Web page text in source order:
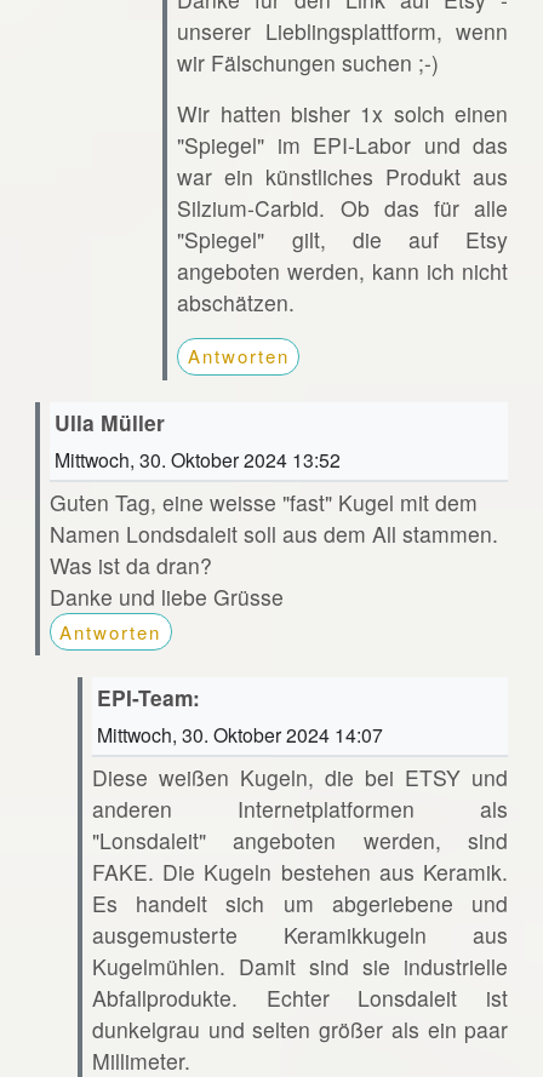
unserer Lieblingsplattform, wenn
wir Fälschungen suchen ;-)
Wir hatten bisher 1x solch einen
"Spiegel" im EPI-Labor und das
war ein künstliches Produkt aus
Silzium-Carbid. Ob das für alle
"Spiegel" gilt, die auf Etsy
angeboten werden, kann ich nicht
abschätzen.
Antworten
Ulla Müller
Mittwoch, 30. Oktober 2024 13:52
Guten Tag, eine weisse "fast" Kugel mit dem
Namen Londsdaleit soll aus dem All stammen.
Was ist da dran?
Danke und liebe Grüsse
Antworten
EPI-Team:
Mittwoch, 30. Oktober 2024 14:07
Diese weißen Kugeln, die bei ETSY und
anderen Internetplatformen als
"Lonsdaleit" angeboten werden, sind
FAKE. Die Kugeln bestehen aus Keramik.
Es handelt sich um abgeriebene und
ausgemusterte Keramikkugeln aus
Kugelmühlen. Damit sind sie industrielle
Abfallprodukte. Echter Lonsdaleit ist
dunkelgrau und selten größer als ein paar
Millimeter.